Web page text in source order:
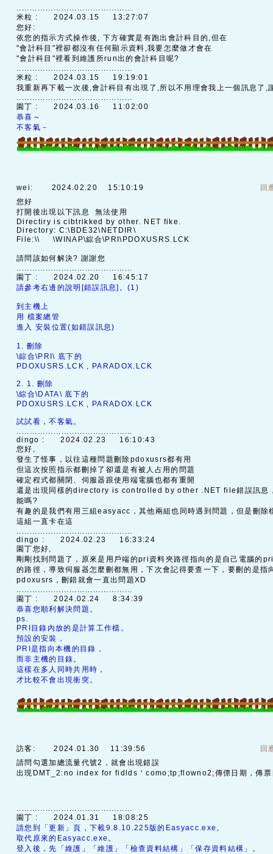
............................................
米粒 :2024.03.15 13:27:07
您好:
依您的指示方式操作後, 下方確實是有跑出會計科目的,但在
"會計科目"裡卻都沒有任何顯示資料,我要怎麼做才會在
"會計科目"裡看到維護所run出的會計科目呢?
............................................
米粒 :2024.03.15 19:19:01
我重新再下載一次後,會計科目有出現了,所以不用理會我上一個訊息了,
............................................
園丁 :2024.03.16 11:02:00
恭喜～
不客氣－
wei: 2024.02.20 15:10:19
回
您好
打開後出現以下訊息 無法使用
Directiry is cibtrikked by other. NET fike.
Directory: C:\BDE32\NETDIR\
File:\\ \WINAP\綜合\PRI\PDOXUSRS.LCK
請問該如何解決? 謝謝您
............................................
園丁 :2024.02.20 16:45:17
請參考右邊的說明[錯誤訊息]。(1)
到主機上
用 檔案總管
進入 安裝位置(如錯誤訊息)
1. 刪除
\綜合\PRI\ 底下的
PDOXUSRS.LCK , PARADOX.LCK
2. 1. 刪除
\綜合\DATA\ 底下的
PDOXUSRS.LCK , PARADOX.LCK
試試看，不客氣。
............................................
dingo :2024.02.23 16:10:43
您好,
發生了怪事，以往這種問題刪除pdoxusrs都有用
但這次按照指示都刪掉了卻還是有被人占用的問題
確定程式都關閉、伺服器跟使用端電腦也都有重開
還是出現同樣的directory is controlled by other .NET file錯誤訊息
能嗎?
有趣的是我們有用三組easyacc，其他兩組也同時遇到問題，但是刪除
這組一直卡在這
............................................
dingo :2024.02.23 16:33:24
園丁您好,
剛剛找到問題了，原來是用戶端的pri資料夾路徑指向的是自己電腦的
的路徑，導致伺服器怎麼刪都無用，下次會記得要查一下，要刪的是指
pdoxusrs，刪錯就會一直出問題XD
............................................
園丁 :2024.02.24 8:34:39
恭喜您順利解決問題。
ps.
PRI目錄內放的是計算工作檔。
預設的安裝，
PRI是指向本機的目錄，
而非主機的目錄。
這樣在多人同時共用時，
才比較不會出現衝突。
訪客:2024.01.30 11:39:56
回
請問勾選加總流量代號2，就會出現錯誤
出現DMT_2:no index for fidlds＇como;tp;flowno2;傳僄日期，傳票
............................................
園丁 :2024.01.31 18:08:25
請您到「更新」頁，下載9.8.10.225版的Easyacc.exe。
取代原來的Easyacc.exe。
登入後，先「維護」「維護」「檢查資料結構」「保存資料結構」。